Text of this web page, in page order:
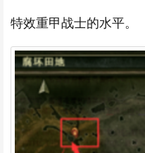
特效重甲战士的水平。